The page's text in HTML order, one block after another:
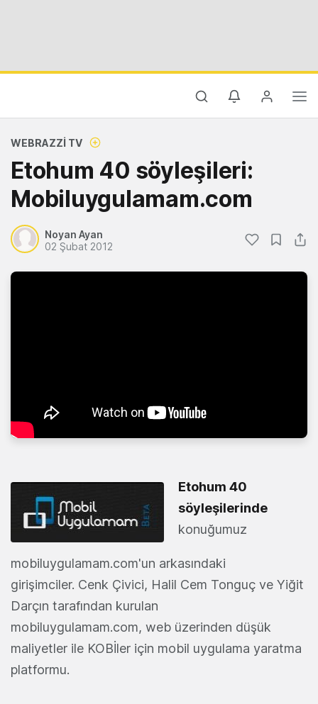
WEBRAZZI TV
Etohum 40 söyleşileri:
Mobiluygulamam.com
Noyan Ayan
02 Şubat 2012
Etohum 40
söyleşilerinde
konuğumuz
mobiluygulamam.com'un arkasındaki
girişimciler. Cenk Çivici, Halil Cem Tonguç ve Yiğit
Darçın tarafından kurulan
mobiluygulamam.com, web üzerinden düşük
maliyetler ile KOBİler için mobil uygulama yaratma
platformu.